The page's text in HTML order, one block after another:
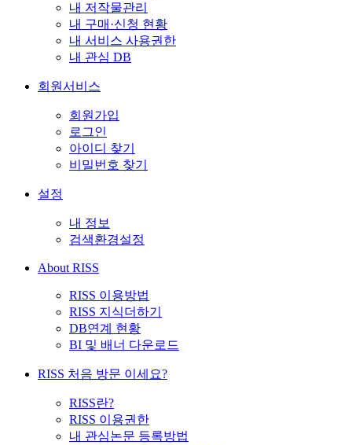
내 저작물관리
내 구매·신청 현황
내 서비스 사용권한
내 관심 DB
회원서비스
회원가입
로그인
아이디 찾기
비밀번호 찾기
설정
내 정보
검색환경설정
About RISS
RISS 이용방법
RISS 지식더하기
DB연계 현황
BI 및 배너 다운로드
RISS 처음 방문 이세요?
RISS란?
RISS 이용권한
내 관심논문 등록방법